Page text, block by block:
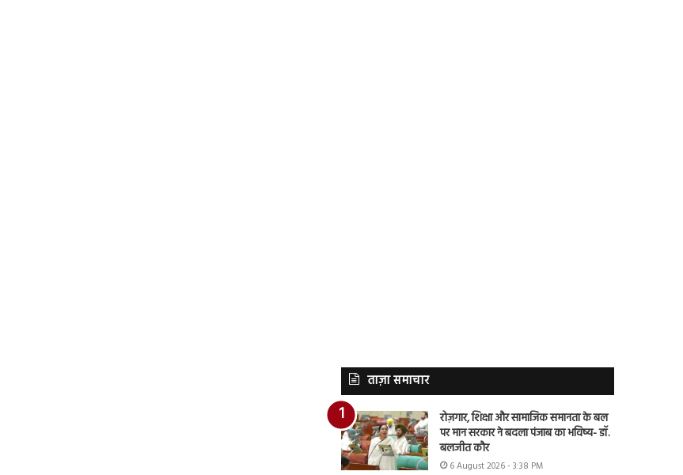
ताज़ा समाचार
रोज़गार, शिक्षा और सामाजिक समानता के बल
पर मान सरकार ने बदला पंजाब का भविष्य- डॉ.
बलजीत कौर
6 August 2026 - 3:38 PM